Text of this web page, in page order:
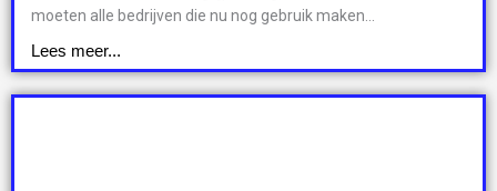
moeten alle bedrijven die nu nog gebruik maken...
Lees meer...